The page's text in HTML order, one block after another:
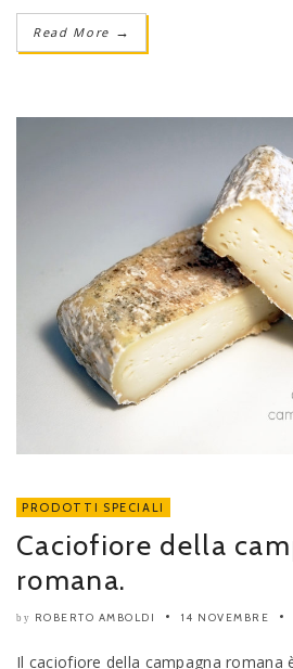
Read More →
PRODOTTI SPECIALI
Caciofiore della
romana.
by ROBERTO AMBOLDI 14 NOVEMBRE
Il caciofiore della campagna romana